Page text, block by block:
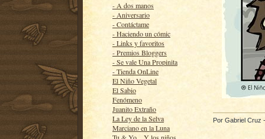
- A dos manos
- Aniversario
- Contáctame
- Haciendo un cómic
- Links y favoritos
- Premios Bloggers
- Se vale Una Propinita
- Tienda OnLine
El Niño Vegetal
El Sabio
Fenómeno
Juanito Extraño
La Ley de la Selva
Marciano en la Luna
Por Gabriel Cruz